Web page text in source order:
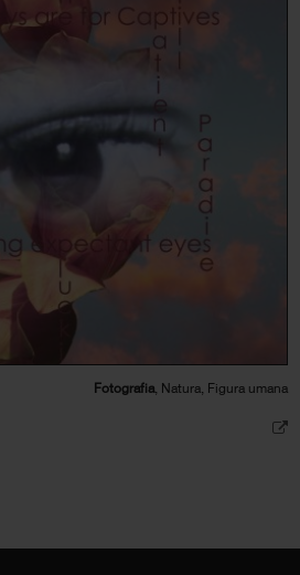
Fotografia, Natura, Figura umana